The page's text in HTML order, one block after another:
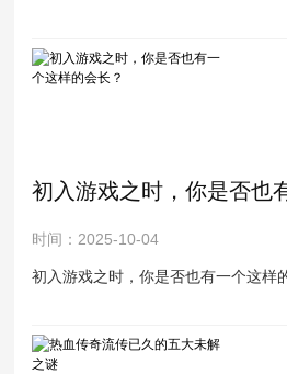
时间：2025-10-04
初入游戏之时，你是否也有一个这样